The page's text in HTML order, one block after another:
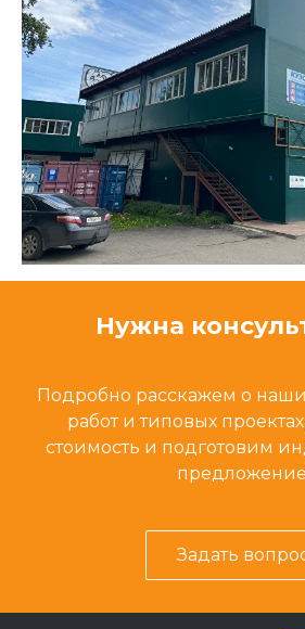
Нужна
Подробно расскажем о
работ и типовых
стоимость и подготовим
Задать